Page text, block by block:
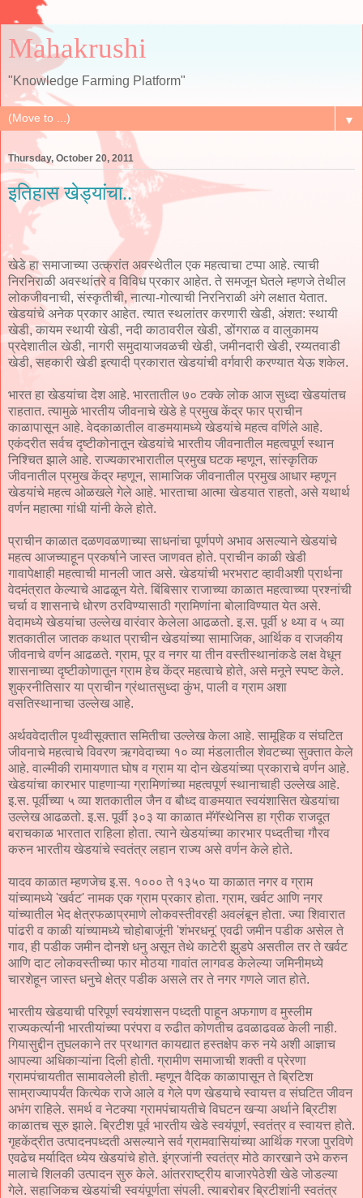
Mahakrushi
"Knowledge Farming Platform"
▼
Thursday, October 20, 2011
इतिहास खेड्यांचा..
खेडे हा समाजाच्या उत्क्रांत अवस्थेतील एक महत्वाचा टप्पा आहे. त्याची
निरनिराळी अवस्थांतरे व विविध प्रकार आहेत. ते समजून घेतले म्हणजे तेथील
लोकजीवनाची, संस्कृतीची, नात्या-गोत्याची निरनिराळी अंगे लक्षात येतात.
खेडयांचे अनेक प्रकार आहेत. त्यात स्थलांतर करणारी खेडी, अंशत: स्थायी
खेडी, कायम स्थायी खेडी, नदी काठावरील खेडी, डोंगराळ व वालुकामय
प्रदेशातील खेडी, नागरी समुदायाजवळची खेडी, जमीनदारी खेडी, रय्यतवाडी
खेडी, सहकारी खेडी इत्यादी प्रकारात खेडयांची वर्गवारी करण्यात येऊ शकेल.
भारत हा खेडयांचा देश आहे. भारतातील ७० टक्के लोक आज सुध्दा खेडयांतच
राहतात. त्यामुळे भारतीय जीवनाचे खेडे हे प्रमुख केंद्र फार प्राचीन
काळापासून आहे. वेदकाळातील वाङमयामध्ये खेडयांचे महत्व वर्णिले आहे.
एकंदरीत सर्वच दृष्टीकोनातून खेडयांचे भारतीय जीवनातील महत्वपूर्ण स्थान
निश्चित झाले आहे. राज्यकारभारातील प्रमुख घटक म्हणून, सांस्कृतिक
जीवनातील प्रमुख केंद्र म्हणून, सामाजिक जीवनातील प्रमुख आधार म्हणून
खेडयांचे महत्व ओळखले गेले आहे. भारताचा आत्मा खेडयात राहतो, असे यथार्थ
वर्णन महात्मा गांधी यांनी केले होते.
प्राचीन काळात दळणवळणाच्या साधनांचा पूर्णपणे अभाव असल्याने खेडयांचे
महत्व आजच्याहून प्रकर्षाने जास्त जाणवत होते. प्राचीन काळी खेडी
गावापेक्षाही महत्वाची मानली जात असे. खेडयांची भरभराट व्हावीअशी प्रार्थना
वेदमंत्रात केल्याचे आढळून येते. बिंबिसार राजाच्या काळात महत्वाच्या प्रश्नांची
चर्चा व शासनाचे धोरण ठरविण्यासाठी ग्रामिणांना बोलाविण्यात येत असे.
वेदामध्ये खेडयांचा उल्लेख वारंवार केलेला आढळतो. इ.स. पूर्वी ४ थ्या व ५ व्या
शतकातील जातक कथात प्राचीन खेडयांच्या सामाजिक, आर्थिक व राजकीय
जीवनाचे वर्णन आढळते. ग्राम, पूर व नगर या तीन वस्तीस्थानांकडे लक्ष वेधून
शासनाच्या दृष्टीकोणातून ग्राम हेच केंद्र महत्वाचे होते, असे मनूने स्पष्ट केले.
शुक्रनीतिसार या प्राचीन ग्रंथातसुध्दा कुंभ, पाली व ग्राम अशा
वसतिस्थानाचा उल्लेख आहे.
अर्थववेदातील पृथ्वीसूक्तात समितीचा उल्लेख केला आहे. सामूहिक व संघटित
जीवनाचे महत्वाचे विवरण ऋगवेदाच्या १० व्या मंडलातील शेवटच्या सुक्तात केले
आहे. वाल्मीकी रामायणात घोष व ग्राम या दोन खेडयांच्या प्रकाराचे वर्णन आहे.
खेडयांचा कारभार पाहणाऱ्या ग्रामिणांच्या महत्वपूर्ण स्थानाचाही उल्लेख आहे.
इ.स. पूर्वीच्या ५ व्या शतकातील जैन व बौध्द वाङमयात स्वयंशासित खेडयांचा
उल्लेख आढळतो. इ.स. पूर्वी ३०३ या काळात मॅगॅस्थेनिस हा ग्रीक राजदूत
बराचकाळ भारतात राहिला होता. त्याने खेडयांच्या कारभार पध्दतीचा गौरव
करुन भारतीय खेडयांचे स्वतंत्र लहान राज्य असे वर्णन केले होते.
यादव काळात म्हणजेच इ.स. १००० ते १३५० या काळात नगर व ग्राम
यांच्यामध्ये 'खर्वट' नामक एक ग्राम प्रकार होता. ग्राम, खर्वट आणि नगर
यांच्यातील भेद क्षेत्रफळाप्रमाणे लोकवस्तीवरही अवलंबून होता. ज्या शिवारात
पांढरी व काळी यांच्यामध्ये चोहोबाजूंनी 'शंभरधनू' एवढी जमीन पडीक असेल ते
गाव, ही पडीक जमीन दोनशे धनु असून तेथे काटेरी झुडपे असतील तर ते खर्वट
आणि दाट लोकवस्तीच्या फार मोठया गावांत लागवड केलेल्या जमिनीमध्ये
चारशेहून जास्त धनुचे क्षेत्र पडीक असले तर ते नगर गणले जात होते.
भारतीय खेडयाची परिपूर्ण स्वयंशासन पध्दती पाहून अफगाण व मुस्लीम
राज्यकर्त्यानी भारतीयांच्या परंपरा व रुढीत कोणतीच ढवळाढवळ केली नाही.
गियासुद्दीन तुघलकाने तर प्रथागत कायद्यात हस्तक्षेप करु नये अशी आज्ञाच
आपल्या अधिकाऱ्यांना दिली होती. ग्रामीण समाजाची शक्ती व प्रेरणा
ग्रामपंचायतीत सामावलेली होती. म्हणून वैदिक काळापासून ते ब्रिटिश
साम्राज्यापर्यंत कित्येक राजे आले व गेले पण खेडयाचे स्वायत्त व संघटित जीवन
अभंग राहिले. समर्थ व नेटक्या ग्रामपंचायतीचे विघटन खऱ्या अर्थाने ब्रिटीश
काळातच सूरु झाले. ब्रिटीश पूर्व भारतीय खेडे स्वयंपूर्ण, स्वतंत्र व स्वायत्त होते.
गृहकेंद्रीत उत्पादनपध्दती असल्याने सर्व ग्रामवासियांच्या आर्थिक गरजा पुरविणे
एवढेच मर्यादित ध्येय खेडयांचे होते. इंग्रजांनी स्वतंत्र मोठे कारखाने उभे करुन
मालाचे शिलकी उत्पादन सुरु केले. आंतरराष्ट्रीय बाजारपेठेशी खेडे जोडल्या
गेले. सहाजिकच खेडयांची स्वयंपूर्णता संपली. त्याबरोबर ब्रिटीशांनी स्वतंत्र